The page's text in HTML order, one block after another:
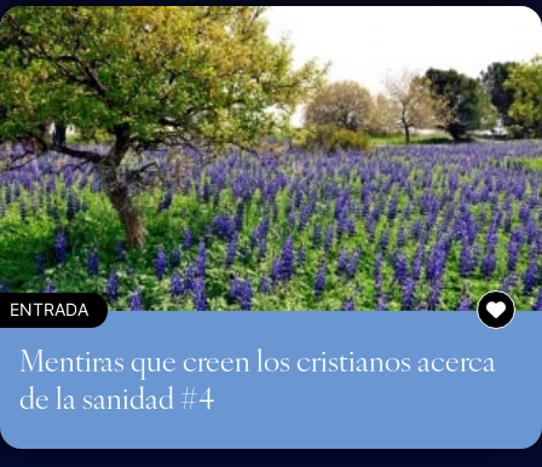
ENTRADA
Mentiras que creen los cristianos acerca
de la sanidad #4